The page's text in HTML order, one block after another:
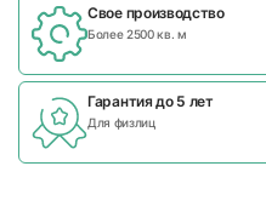
Свое производство
Более 2500 кв. м
Гарантия до 5 лет
Для физлиц